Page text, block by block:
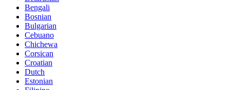
Bengali
Bosnian
Bulgarian
Cebuano
Chichewa
Corsican
Croatian
Dutch
Estonian